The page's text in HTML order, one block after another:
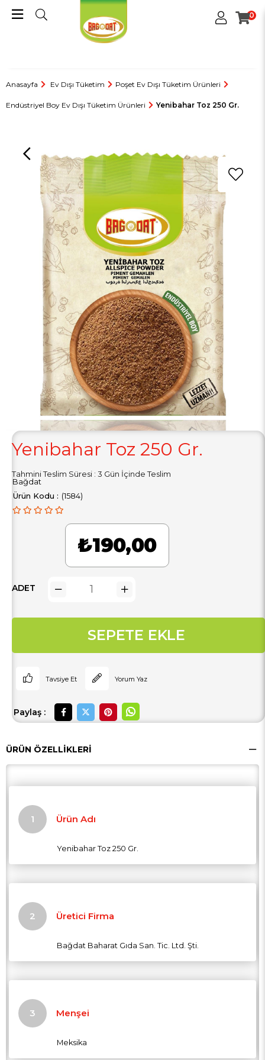
0
Anasayfa Ev Dışı Tüketim Poşet Ev Dışı Tüketim Ürünleri
Endüstriyel Boy Ev Dışı Tüketim Ürünleri Yenibahar Toz 250 Gr.
Yenibahar Toz 250 Gr.
Tahmini Teslim Süresi : 3 Gün İçinde Teslim
Bağdat
(1584)
₺190,00
ADET
Tavsiye Et Yorum Yaz
Paylaş :
ÜRÜN ÖZELLIKLERI
Ürün Adı
Yenibahar Toz 250 Gr.
Üretici Firma
Bağdat Baharat Gıda San. Tic. Ltd. Şti.
Menşei
Meksika